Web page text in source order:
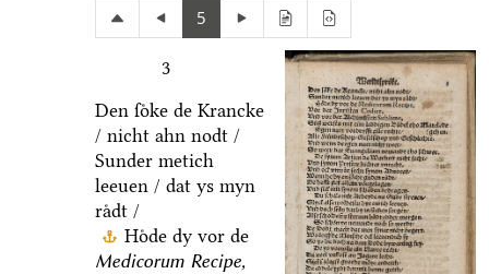
5
3
Den ſoͤke de Krancke
/ nicht ahn nodt /
Sunder metich
leeuen / dat ys myn
raͤdt /
Hoͤde dy vor de
Medicorum Recipe,